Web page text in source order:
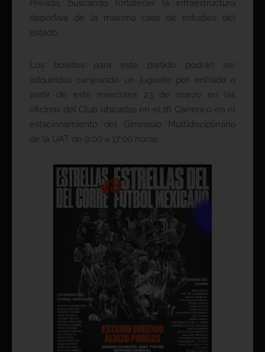
Privada, buscando fortalecer la infraestructura
deportiva de la máxima casa de estudios del
estado.
Los boletos para este partido podrán ser
adquiridos canjeando un juguete por entrada a
partir de este miércoles 23 de marzo en las
oficinas del Club ubicadas en el 16 Carrera o en el
estacionamiento del Gimnasio Multidisciplinario
de la UAT de 9:00 a 17:00 horas.